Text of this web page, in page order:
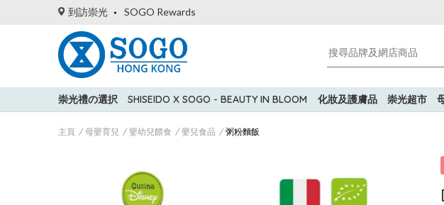
到訪崇光 SOGO Rewards
崇光禮の選択 SHISEIDO X SOGO - BEAUTY IN BLOOM 化妝及護膚品 崇光超市
主頁 母嬰育兒 嬰幼兒餵食 嬰兒食品 粥粉麵飯